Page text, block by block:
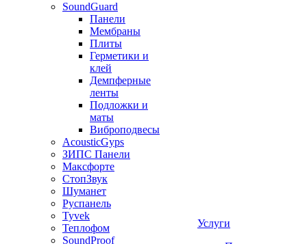
SoundGuard
Панели
Мембраны
Плиты
Герметики и
клей
Демпферные
ленты
Подложки и
маты
Виброподвесы
AcousticGyps
ЗИПС Панели
Максфорте
СтопЗвук
Шуманет
Руспанель
Tyvek
Теплофом
SoundProof
Услуги